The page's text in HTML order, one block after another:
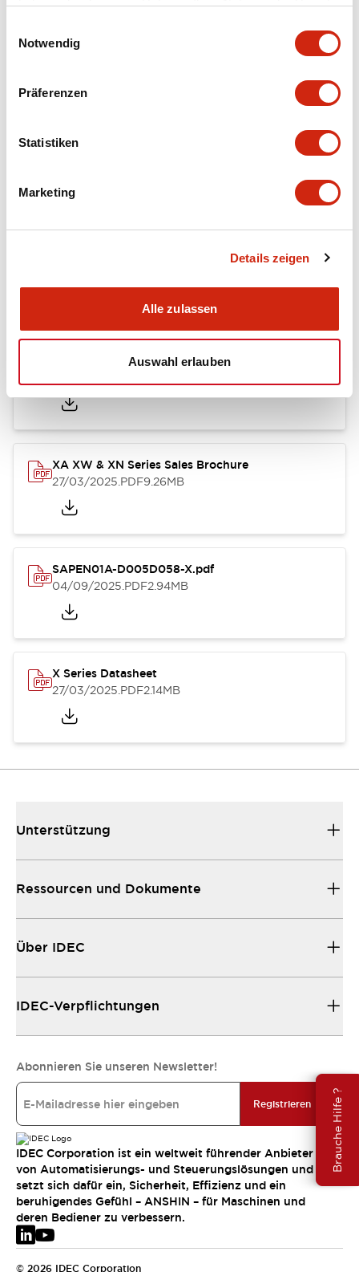
Notwendig
Präferenzen
Statistiken
Marketing
Details zeigen
Alle zulassen
Auswahl erlauben
Brauche Hilfe ?
Mechanical Specifications
Mounting and Installation Specifications
XA XW & XN Series Sales Brochure
27/03/2025.PDF9.26MB
SAPEN01A-D005D058-X.pdf
04/09/2025.PDF2.94MB
X Series Datasheet
27/03/2025.PDF2.14MB
Unterstützung
Ressourcen und Dokumente
Über IDEC
IDEC-Verpflichtungen
Abonnieren Sie unseren Newsletter!
Registrieren
IDEC Corporation ist ein weltweit führender Anbieter
von Automatisierungs- und Steuerungslösungen und
setzt sich dafür ein, Sicherheit, Effizienz und ein
beruhigendes Gefühl – ANSHIN – für Maschinen und
deren Bediener zu verbessern.
© 2026 IDEC Corporation